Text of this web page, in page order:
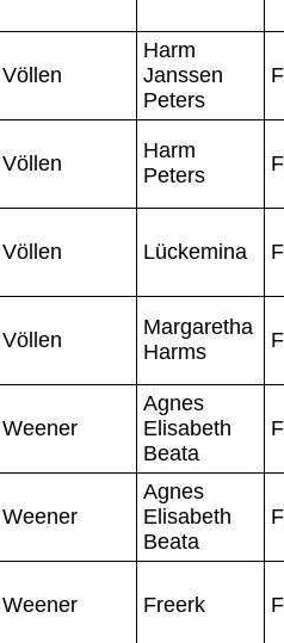
Völlen
Harm
Janssen
Peters
Völlen
Harm
Peters
Völlen Lückemina
Völlen
Margaretha
Harms
Weener
Agnes
Elisabeth
Beata
Weener
Agnes
Elisabeth
Beata
Weener Freerk